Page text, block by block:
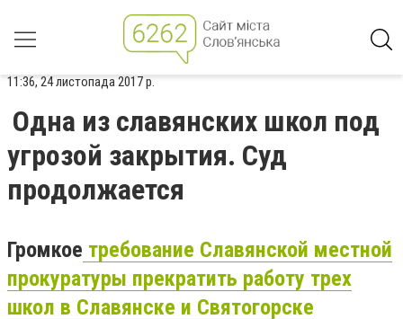
11:36, 24 листопада 2017 р.
Одна из славянских школ под
угрозой закрытия. Суд
продолжается
Громкое требование Славянской местной
прокуратуры прекратить работу трех
школ в Славянске и Святогорске